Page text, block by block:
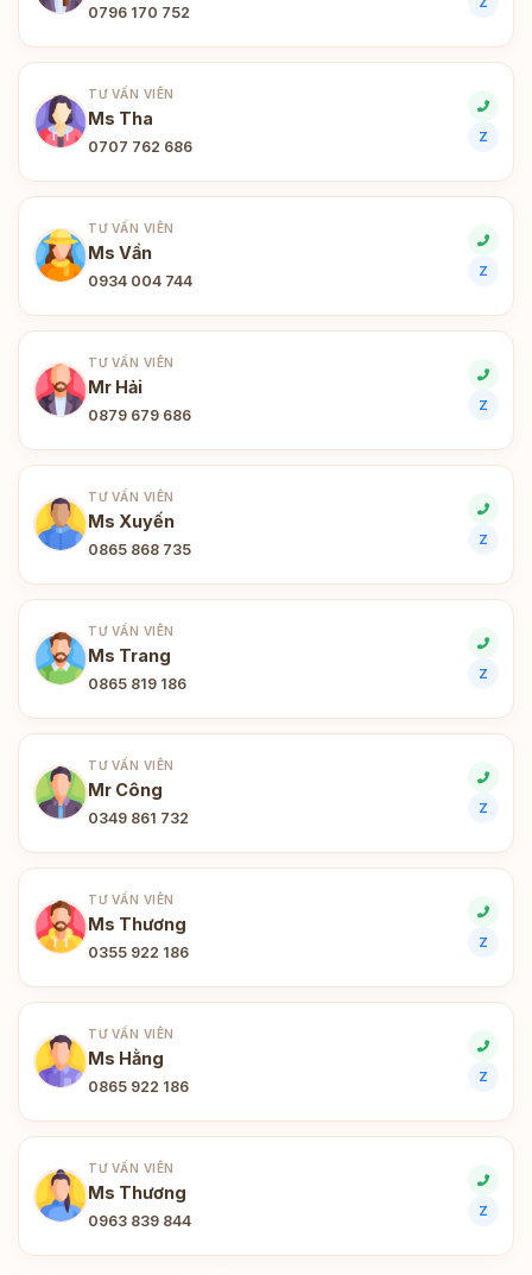
0796 170 752
TƯ VẤN VIÊN
Ms Tha
0707 762 686
Z
TƯ VẤN VIÊN
Ms Vần
0934 004 744
Z
TƯ VẤN VIÊN
Mr Hải
0879 679 686
Z
TƯ VẤN VIÊN
Ms Xuyến
0865 868 735
Z
TƯ VẤN VIÊN
Ms Trang
0865 819 186
Z
TƯ VẤN VIÊN
Mr Công
0349 861 732
Z
TƯ VẤN VIÊN
Ms Thương
0355 922 186
Z
TƯ VẤN VIÊN
Ms Hằng
0865 922 186
Z
TƯ VẤN VIÊN
Ms Thương
0963 839 844
Z